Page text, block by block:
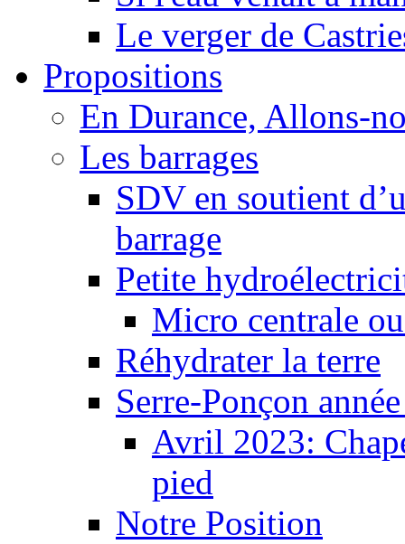
Le verger de
Propositions
En Durance, Allons-
Les barrages
SDV en soutient
barrage
Petite
Micro centrale
Réhydrater la terre
Serre-Ponçon
Avril 2023:
pied
Notre Position